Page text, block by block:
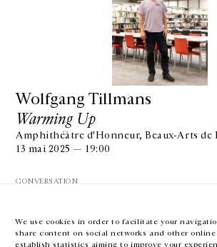
We use cookies in order to facilitate your
share content on social networks and other
establish statistics aiming to improve your
Wolfgang Tillmans
Warming Up
Amphithéâtre d'Honneur, Beaux-Arts de
13 mai 2025 — 19:00
CONVERSATION
GALERIE CHANTAL CROUSEL
GALERIE@CROUSEL.COM
HORAIRES D'OUVERTURE
DU MARDI AU VENDREDI
10H-18H
LE SAMEDI
EN FR 中文 Facebook Instagram